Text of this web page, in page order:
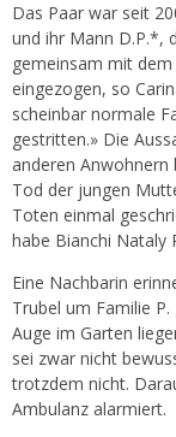
Das Paar war seit
und ihr Mann D.P.*,
gemeinsam mit
eingezogen, so
scheinbar normale
gestritten.» Die
anderen Anwohnern
Tod der jungen
Toten einmal
habe Bianchi Nataly
Eine Nachbarin
Trubel um Familie
Auge im Garten
sei zwar nicht
trotzdem nicht.
Ambulanz alarmiert.